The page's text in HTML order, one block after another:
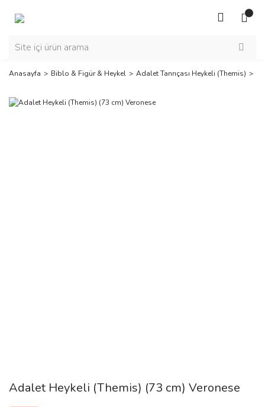
Anasayfa Biblo & Figür & Heykel Adalet Tanrıçası Heykeli (Themis)
Adalet Heykeli (Themis) (73 cm) Veronese